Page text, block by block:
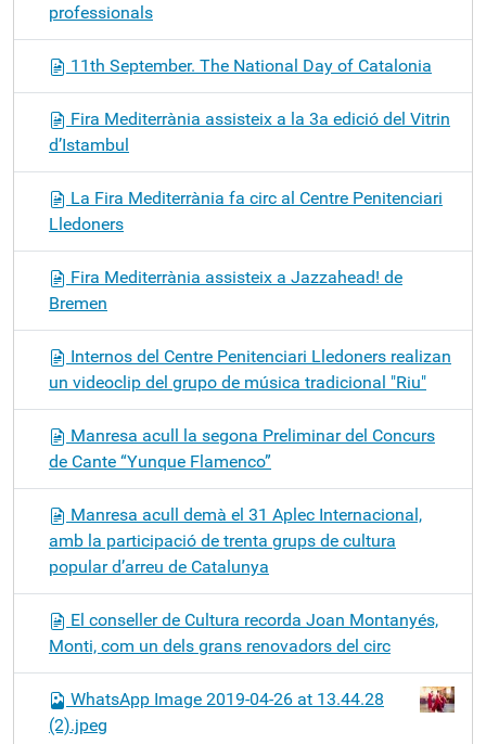
professionals
11th September. The National Day of Catalonia
Fira Mediterrània assisteix a la 3a edició del Vitrin
d’Istambul
La Fira Mediterrània fa circ al Centre Penitenciari
Lledoners
Fira Mediterrània assisteix a Jazzahead! de
Bremen
Internos del Centre Penitenciari Lledoners realizan
un videoclip del grupo de música tradicional "Riu"
Manresa acull la segona Preliminar del Concurs
de Cante “Yunque Flamenco”
Manresa acull demà el 31 Aplec Internacional,
amb la participació de trenta grups de cultura
popular d’arreu de Catalunya
El conseller de Cultura recorda Joan Montanyés,
Monti, com un dels grans renovadors del circ
WhatsApp Image 2019-04-26 at 13.44.28
(2).jpeg